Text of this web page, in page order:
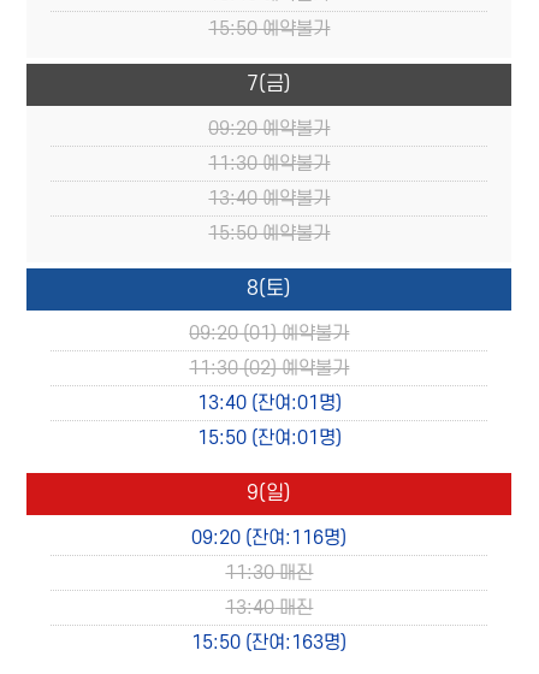
15:50예약불가
7(금)
09:20예약불가
11:30예약불가
13:40예약불가
15:50예약불가
8(토)
09:20(01) 예약불가
11:30(02) 예약불가
13:40(잔여:01명)
15:50(잔여:01명)
9(일)
09:20 (잔여:116명)
11:30매진
13:40매진
15:50 (잔여:163명)